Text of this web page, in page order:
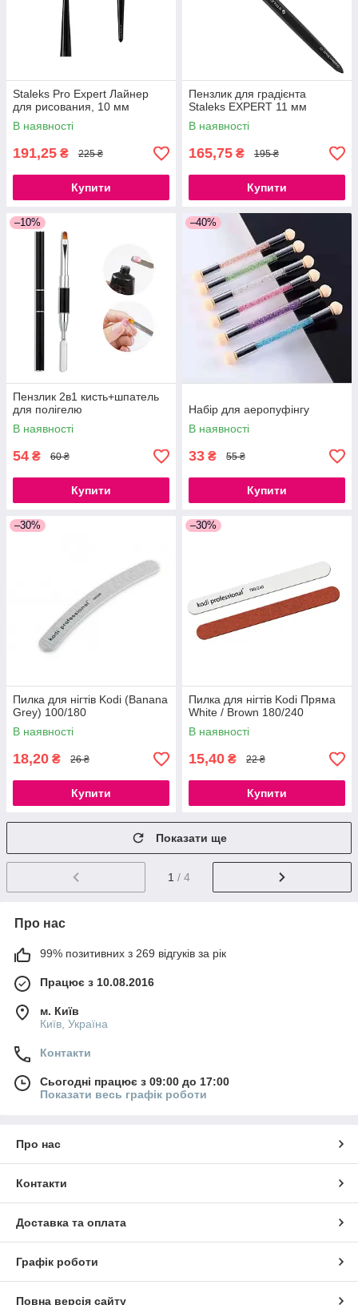
Staleks Pro Expert Лайнер
для рисования, 10 мм
В наявності
191,25 ₴ 225 ₴
Купити
Пензлик для градієнта
Staleks EXPERT 11 мм
В наявності
165,75 ₴ 195 ₴
Купити
–10%
Пензлик 2в1 кисть+шпатель
для полігелю
В наявності
54 ₴ 60 ₴
Купити
–40%
Набір для аеропуфінгу
В наявності
33 ₴ 55 ₴
Купити
–30%
Пилка для нігтів Kodi (Banana
Grey) 100/180
В наявності
18,20 ₴ 26 ₴
Купити
–30%
Пилка для нігтів Kodi Пряма
White / Brown 180/240
В наявності
15,40 ₴ 22 ₴
Купити
Показати ще
1 / 4
Про нас
99% позитивних з 269 відгуків за рік
Працює з 10.08.2016
м. Київ
Київ, Україна
Контакти
Сьогодні працює з 09:00 до 17:00
Показати весь графік роботи
Про нас
Контакти
Доставка та оплата
Графік роботи
Повна версія сайту